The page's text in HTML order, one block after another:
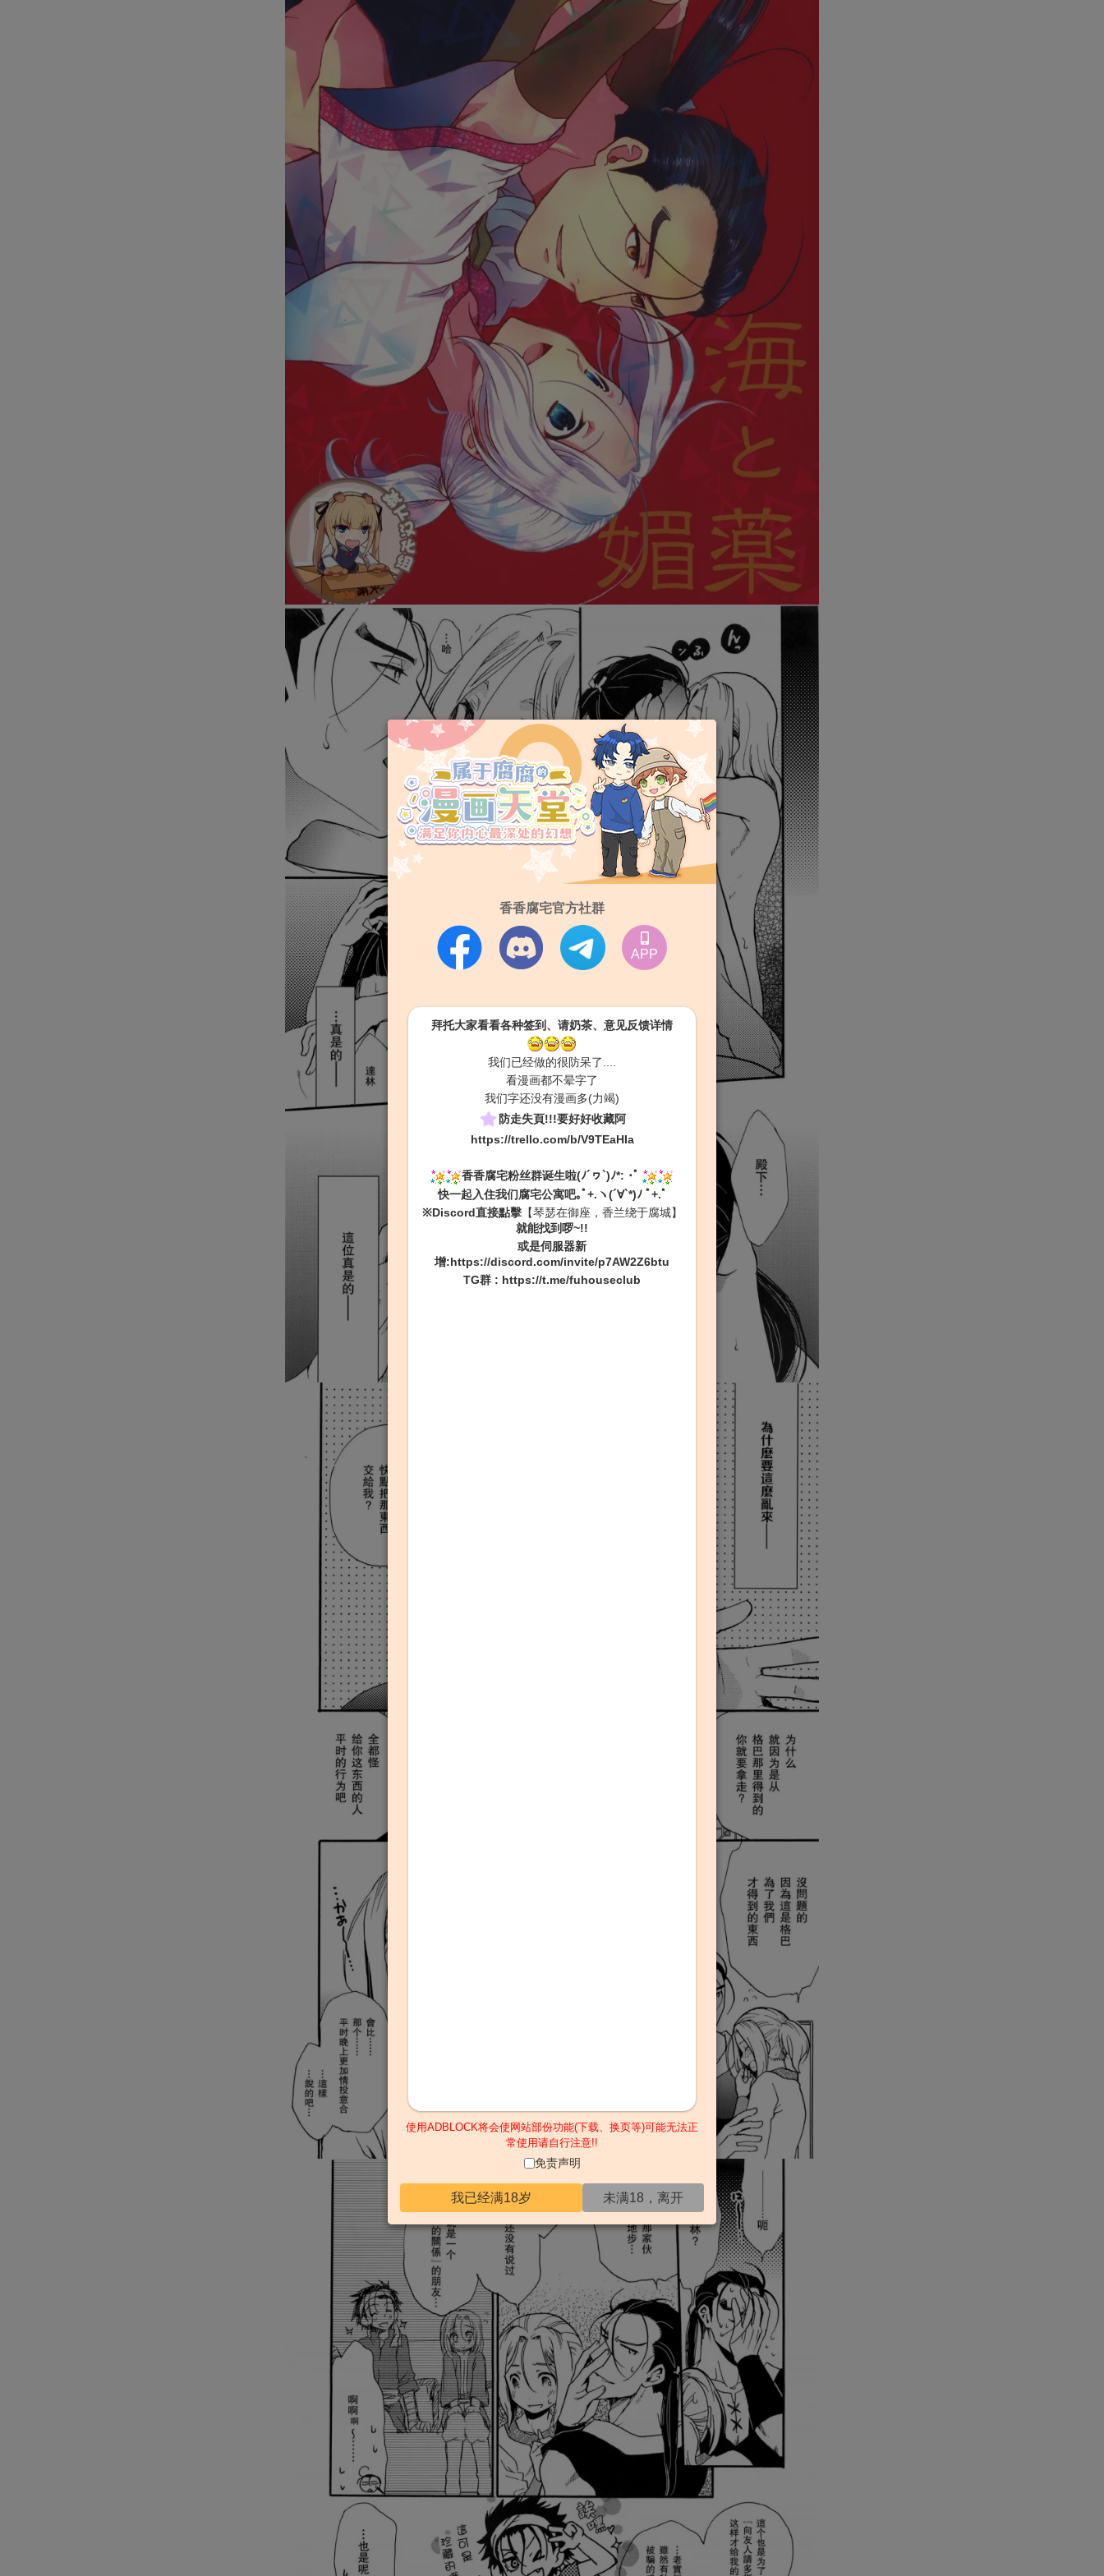
香香腐宅官方社群
APP
拜托大家看看各种签到、请奶茶、意见反馈详情
我们已经做的很防呆了....
看漫画都不晕字了
我们字还没有漫画多(力竭)
防走失頁!!!要好好收藏阿
https://trello.com/b/V9TEaHIa
香香腐宅粉丝群诞生啦(ﾉ´ヮ`)ﾉ*: ･ﾟ
快一起入住我们腐宅公寓吧｡ﾟ+.ヽ(´∀`*)ﾉ ﾟ+.ﾟ
※Discord直接點擊【琴瑟在御座，香兰绕于腐城】
就能找到啰~!!
或是伺服器新
增:https://discord.com/invite/p7AW2Z6btu
TG群 : https://t.me/fuhouseclub
使用ADBLOCK将会使网站部份功能(下载、换页等)可能无法正
常使用请自行注意!!
免责声明
我已经满18岁 未满18，离开